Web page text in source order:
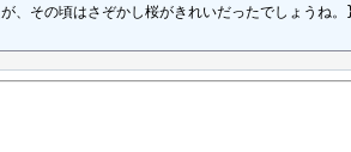
その頃はさぞかし桜がきれいだったでしょう